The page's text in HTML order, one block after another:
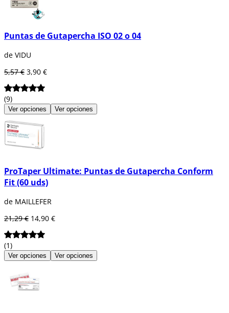
Puntas de Gutapercha ISO 02 o 04
de VIDU
5,57 € 3,90 €
(9)
Ver opciones Ver opciones
ProTaper Ultimate: Puntas de Gutapercha Conform
Fit (60 uds)
de MAILLEFER
21,29 € 14,90 €
(1)
Ver opciones Ver opciones